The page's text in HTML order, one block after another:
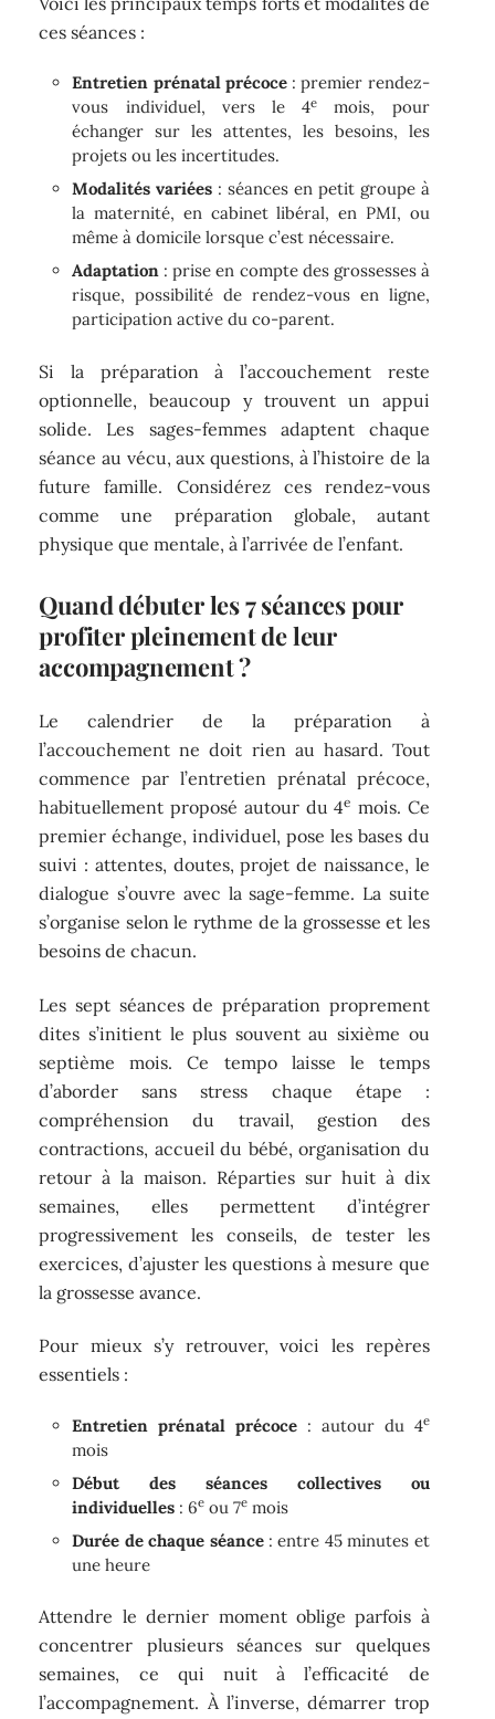
ces séances :
Entretien prénatal précoce: premier rendez-
vous individuel, vers le 4e
mois, pour
échanger sur les attentes, les besoins, les
projets ou les incertitudes.
Modalités variées : séances en petit groupe à
la maternité, en cabinet libéral, en PMI, ou
même à domicile lorsque c’est nécessaire.
Adaptation : prise en compte des grossesses à
risque, possibilité de rendez-vous en ligne,
participation active du co-parent.
Si la préparation à l’accouchement reste
optionnelle, beaucoup y trouvent un appui
solide. Les sages-femmes adaptent chaque
séance au vécu, aux questions, à l’histoire de la
future famille. Considérez ces rendez-vous
comme une préparation globale, autant
physique que mentale, à l’arrivée de l’enfant.
Quand débuter les 7 séances pour
profiter pleinement de leur
accompagnement ?
Le calendrier de la préparation à
l’accouchement ne doit rien au hasard. Tout
commence par l’entretien prénatal précoce,
habituellement proposé autour du 4e mois. Ce
premier échange, individuel, pose les bases du
suivi : attentes, doutes, projet de naissance, le
dialogue s’ouvre avec la sage-femme. La suite
s’organise selon le rythme de la grossesse et les
besoins de chacun.
Les sept séances de préparation proprement
dites s’initient le plus souvent au sixième ou
septième mois. Ce tempo laisse le temps
d’aborder sans stress chaque étape :
compréhension du travail, gestion des
contractions, accueil du bébé, organisation du
retour à la maison. Réparties sur huit à dix
semaines, elles permettent d’intégrer
progressivement les conseils, de tester les
exercices, d’ajuster les questions à mesure que
la grossesse avance.
Pour mieux s’y retrouver, voici les repères
essentiels :
Entretien prénatal précoce : autour du 4e
mois
Début des séances collectives ou
individuelles : 6e ou 7e mois
Durée de chaque séance: entre 45 minutes et
une heure
Attendre le dernier moment oblige parfois à
concentrer plusieurs séances sur quelques
semaines, ce qui nuit à l’efficacité de
l’accompagnement. À l’inverse, démarrer trop